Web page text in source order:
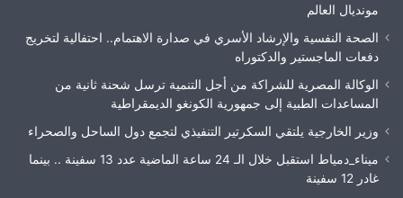
مونديال العالم
الصحة النفسية والإرشاد الأسري في صدارة الاهتمام.. احتفالية لتخريج
دفعات الماجستير والدكتوراه
الوكالة المصرية للشراكة من أجل التنمية ترسل شحنة ثانية من
المساعدات الطبية إلى جمهورية الكونغو الديمقراطية
وزير الخارجية يلتقي السكرتير التنفيذي لتجمع دول الساحل والصحراء
ميناء_دمياط استقبل خلال الـ 24 ساعة الماضية عدد 13 سفينة .. بينما
غادر 12 سفينة